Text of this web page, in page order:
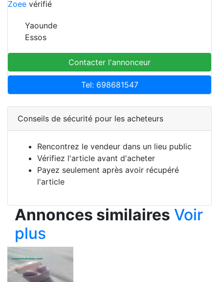
Zoee vérifié
Yaounde
Essos
Contacter l'annonceur
Tel: 698681547
Conseils de sécurité pour les acheteurs
Rencontrez le vendeur dans un lieu public
Vérifiez l'article avant d'acheter
Payez seulement après avoir récupéré
l'article
Annonces similaires Voir
plus